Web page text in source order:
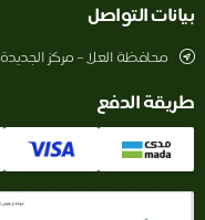
بيانات التواصل
محافظة العلا – مركز الجديدة
طريقة الدفع